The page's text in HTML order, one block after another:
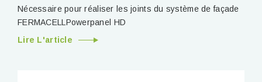
Nécessaire pour réaliser les joints du système de façade
FERMACELLPowerpanel HD
Lire L'article